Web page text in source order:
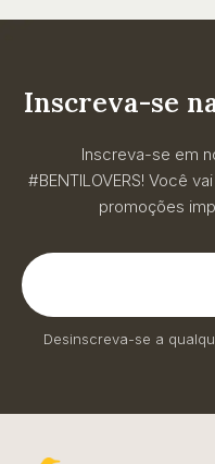
Inscreva-se
Inscreva-se em
#BENTILOVERS! Você
promoções
Desinscreva-se a